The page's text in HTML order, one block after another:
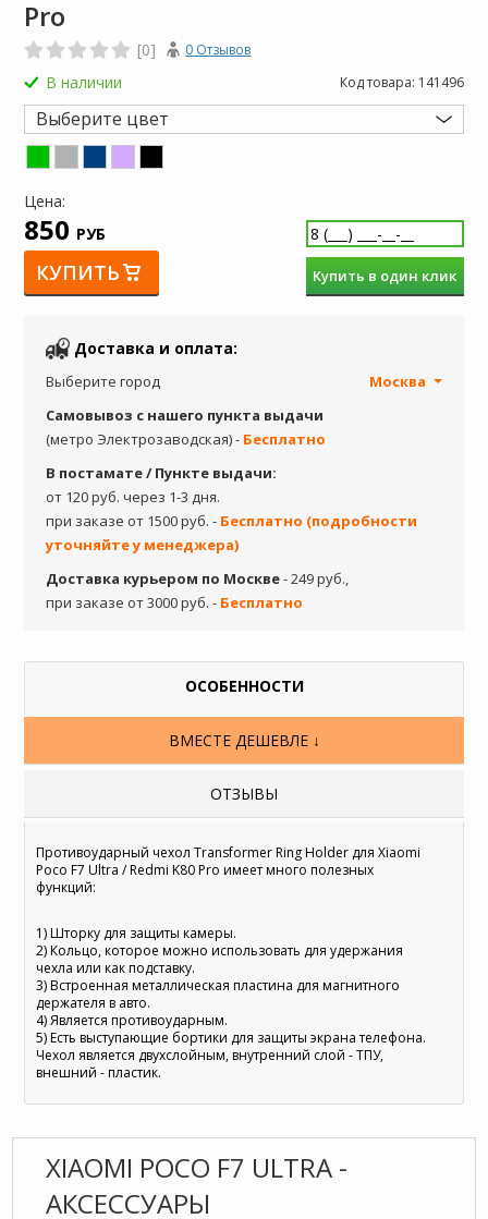
Pro
[0] 0 Отзывов
В наличии Код товара: 141496
Выберите цвет
Цена:
850 РУБ
КУПИТЬ Купить в один клик
Доставка и оплата:
Выберите город
Москва
Самовывоз с нашего пункта выдачи
(метро Электрозаводская) - Бесплатно
В постамате / Пункте выдачи:
от 120 руб. через 1-3 дня.
при заказе от 1500 руб. - Бесплатно (подробности
уточняйте у менеджера)
Доставка курьером по Москве- 249 руб.,
при заказе от 3000 руб. - Бесплатно
ОСОБЕННОСТИ
ВМЕСТЕ ДЕШЕВЛЕ ↓
ОТЗЫВЫ
Противоударный чехол Transformer Ring Holder для Xiaomi
Poco F7 Ultra / Redmi K80 Pro имеет много полезных
функций:
1) Шторку для защиты камеры.
2) Кольцо, которое можно использовать для удержания
чехла или как подставку.
3) Встроенная металлическая пластина для магнитного
держателя в авто.
4) Является противоударным.
5) Есть выступающие бортики для защиты экрана телефона.
Чехол является двухслойным, внутренний слой - ТПУ,
внешний - пластик.
XIAOMI POCO F7 ULTRA -
АКСЕССУАРЫ